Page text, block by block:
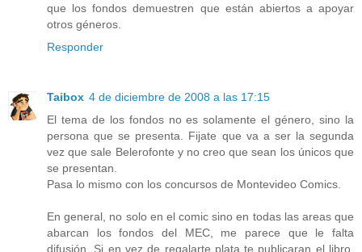
que los fondos demuestren que están abiertos a apoyar
otros géneros.
Responder
Taibox 4 de diciembre de 2008 a las 17:15
El tema de los fondos no es solamente el género, sino la
persona que se presenta. Fijate que va a ser la segunda
vez que sale Belerofonte y no creo que sean los únicos que
se presentan.
Pasa lo mismo con los concursos de Montevideo Comics.
En general, no solo en el comic sino en todas las areas que
abarcan los fondos del MEC, me parece que le falta
difusión. Si en vez de regalarte plata te publicaran el libro,